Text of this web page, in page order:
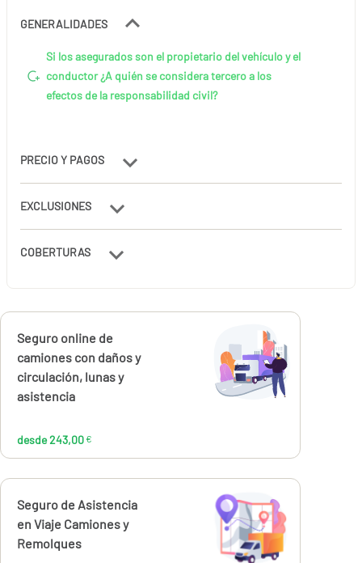
GENERALIDADES
Si los asegurados son el propietario del vehículo y el
conductor ¿A quién se considera tercero a los
efectos de la responsabilidad civil?
PRECIO Y PAGOS
EXCLUSIONES
COBERTURAS
Calcúlalo ahora
Seguro online de
camiones con daños y
circulación, lunas y
asistencia
desde 243,00 €
243,00€
Calcúlalo ahora
Seguro de Asistencia
en Viaje Camiones y
Remolques